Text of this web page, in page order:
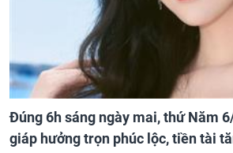
Đúng 6h sáng ngày mai, thứ Năm
giáp hưởng trọn phúc lộc, tiền tài